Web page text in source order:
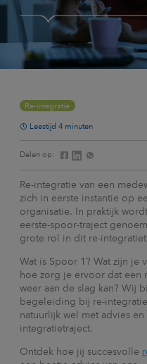
Re-integratie van een
zich in eerste instantie op
organisatie. In praktijk
eerste-spoor-traject
grote rol in dit re-
Wat is Spoor 1? Wat zijn je
hoe zorg je ervoor dat een
weer aan de slag kan? Wij
begeleiding bij re-
natuurlijk wel met advies
integratietraject.
Ontdek hoe jij succesvolle
Re-integratie
Leestijd 4 minuten
Delen op: